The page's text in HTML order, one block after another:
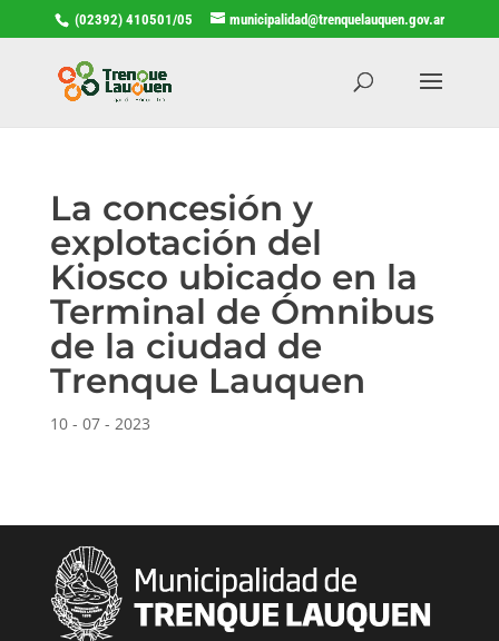
(02392) 410501/05 municipalidad@trenquelauquen.gov.ar
La concesión y
explotación del
Kiosco ubicado en la
Terminal de Ómnibus
de la ciudad de
Trenque Lauquen
10 - 07 - 2023